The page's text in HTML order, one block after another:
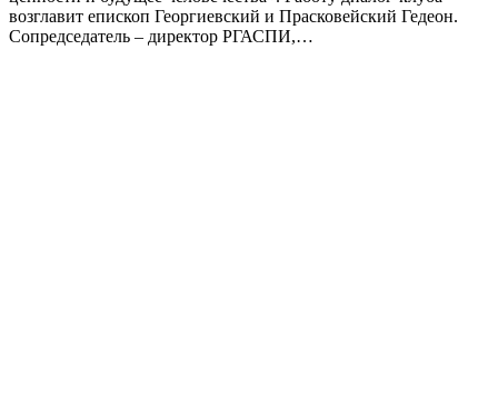
возглавит епископ Георгиевский и Прасковейский Гедеон.
Сопредседатель – директор РГАСПИ,…